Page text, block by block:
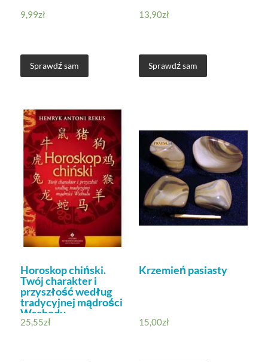
9,99zł
Sprawdź sam
13,90zł
Sprawdź sam
Horoskop chiński.
Twój charakter i
przyszłość według
tradycyjnej mądrości
Wschodu.
25,55zł
Krzemień pasiasty
15,00zł